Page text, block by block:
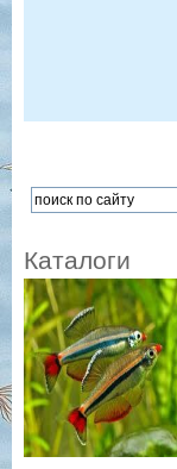
Каталоги